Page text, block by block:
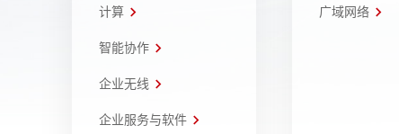
计算
智能协作
企业无线
企业服务与软件
广域网络